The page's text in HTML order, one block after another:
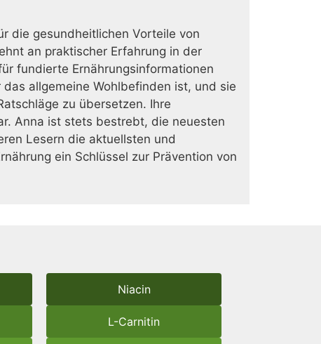
die gesundheitlichen Vorteile von
an praktischer Erfahrung in der
fundierte Ernährungsinformationen
allgemeine Wohlbefinden ist, und sie
zu übersetzen. Ihre
Anna ist stets bestrebt, die neuesten
Lesern die aktuellsten und
ein Schlüssel zur Prävention von
Niacin
L-Carnitin